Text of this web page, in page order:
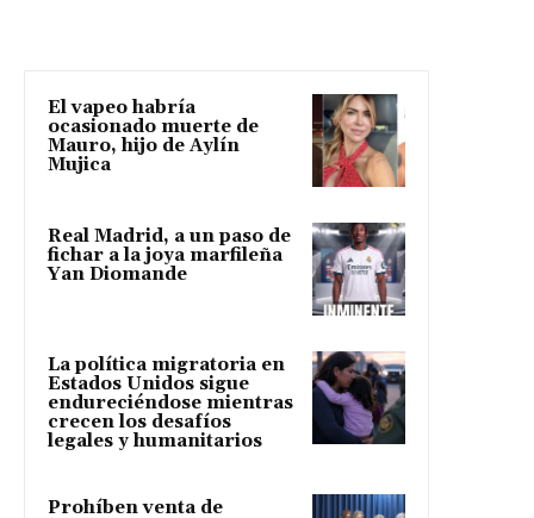
El vapeo habría
ocasionado muerte de
Mauro, hijo de Aylín
Mujica
Real Madrid, a un paso de
fichar a la joya marfileña
Yan Diomande
La política migratoria en
Estados Unidos sigue
endureciéndose mientras
crecen los desafíos
legales y humanitarios
Prohíben venta de